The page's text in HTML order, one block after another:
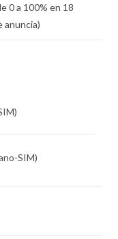
0 a 100% en 18
anuncia)
SIM)